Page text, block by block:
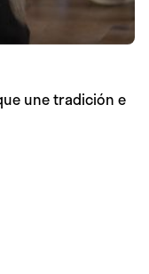
une tradición e